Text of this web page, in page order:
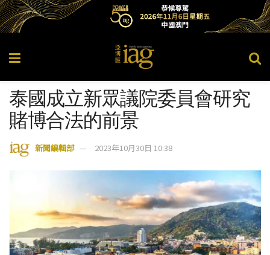
泰國成立新眾議院委員會研究
賭博合法的前景
新聞編輯部 2023年10月30日 10:38